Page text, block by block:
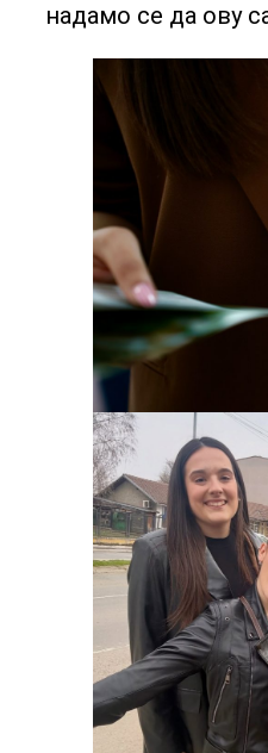
надамо се да ову